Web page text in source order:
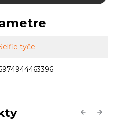
tyče
Previous
Next